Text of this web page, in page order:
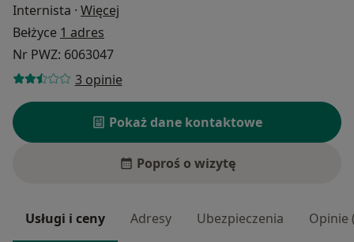
Internista · Więcej
Bełżyce 1 adres
Nr PWZ: 6063047
3 opinie
Pokaż dane kontaktowe
Poproś o wizytę
Usługi i ceny Adresy Ubezpieczenia Opinie